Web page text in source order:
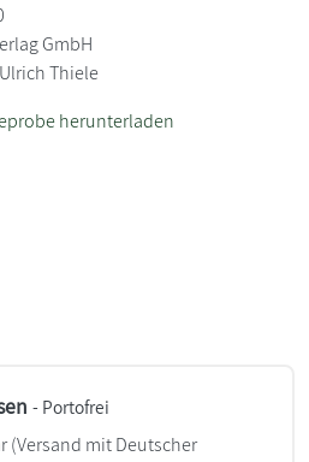
GmbH
Thiele
herunterladen
- Portofrei
(Versand mit Deutscher